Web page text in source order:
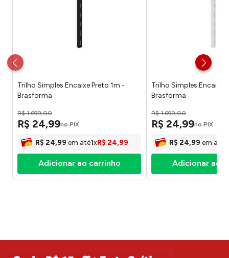
Trilho Simples Encaixe Preto 1m -
Brasforma
R$ 1.699,00
R$ 24,99no PIX
R$ 24,99 em até1xR$ 24,99
Adicionar ao carrinho
Trilho Simples Encaixe
Brasforma
R$ 1.699,00
R$ 24,99no PIX
R$ 24,99 em até
Adicionar ao